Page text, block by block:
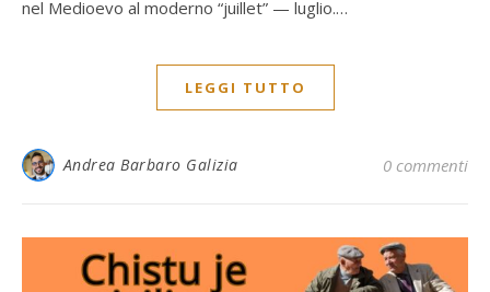
nel Medioevo al moderno “juillet” — luglio.…
LEGGI TUTTO
Andrea Barbaro Galizia 0 commenti